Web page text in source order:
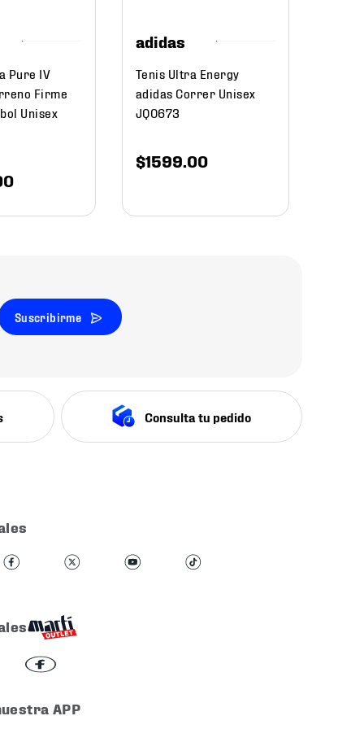
Pure IV
Firme
Unisex
adidas
Tenis Ultra Energy
adidas Correr Unisex
JQ0673
$1599.00
Suscribirme
Consulta tu pedido
APP